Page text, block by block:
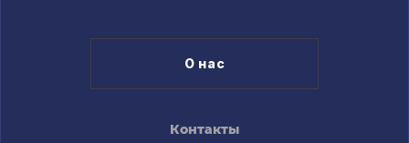
Контакты
О нас